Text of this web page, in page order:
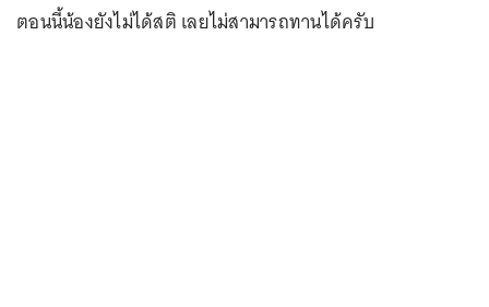
ตอนนี้น้องยังไม่ได้สติ เลยไม่สามารถทานได้ครับ